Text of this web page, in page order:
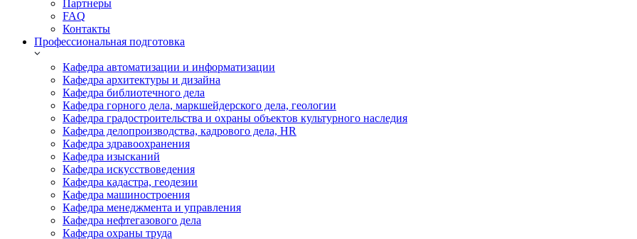
Партнеры
FAQ
Контакты
Профессиональная подготовка
Кафедра автоматизации и информатизации
Кафедра архитектуры и дизайна
Кафедра библиотечного дела
Кафедра горного дела, маркшейдерского дела, геологии
Кафедра градостроительства и охраны объектов культурного наследия
Кафедра делопроизводства, кадрового дела, HR
Кафедра здравоохранения
Кафедра изысканий
Кафедра искусствоведения
Кафедра кадастра, геодезии
Кафедра машиностроения
Кафедра менеджмента и управления
Кафедра нефтегазового дела
Кафедра охраны труда